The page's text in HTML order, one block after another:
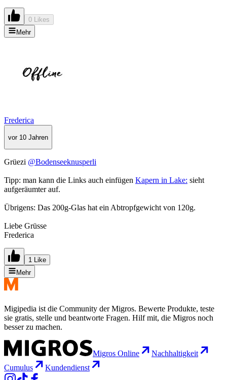
0 Likes
Mehr
Frederica
vor 10 Jahren
Grüezi @Bodenseeknusperli
Tipp: man kann die Links auch einfügen Kapern in Lake: sieht
aufgeräumter auf.
Übrigens: Das 200g-Glas hat ein Abtropfgewicht von 120g.
Liebe Grüsse
Frederica
1 Like
Mehr
Migipedia ist die Community der Migros. Bewerte Produkte, teste
sie gratis, stelle und beantworte Fragen. Hilf mit, die Migros noch
besser zu machen.
Migros Online
Nachhaltigkeit
Cumulus
Kundendienst